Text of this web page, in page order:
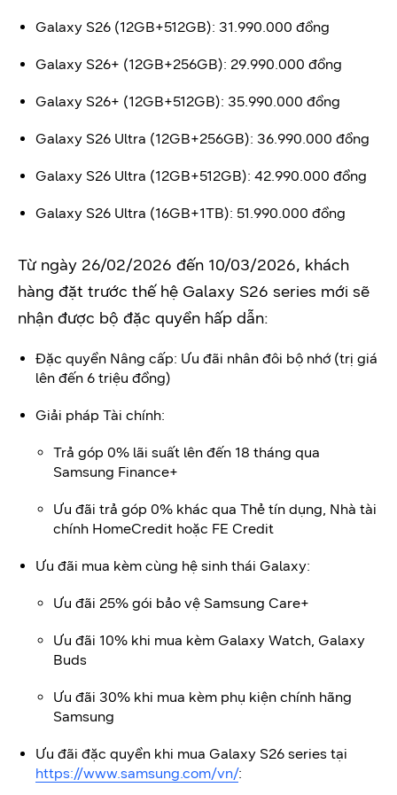
Galaxy S26 (12GB+512GB): 31.990.000 đồng
Galaxy S26+ (12GB+256GB): 29.990.000 đồng
Galaxy S26+ (12GB+512GB): 35.990.000 đồng
Galaxy S26 Ultra (12GB+256GB): 36.990.000 đồng
Galaxy S26 Ultra (12GB+512GB): 42.990.000 đồng
Galaxy S26 Ultra (16GB+1TB): 51.990.000 đồng
Từ ngày 26/02/2026 đến 10/03/2026, khách
hàng đặt trước thế hệ Galaxy S26 series mới sẽ
nhận được bộ đặc quyền hấp dẫn:
Đặc quyền Nâng cấp: Ưu đãi nhân đôi bộ nhớ (trị giá
lên đến 6 triệu đồng)
Giải pháp Tài chính:
Trả góp 0% lãi suất lên đến 18 tháng qua
Samsung Finance+
Ưu đãi trả góp 0% khác qua Thẻ tín dụng, Nhà tài
chính HomeCredit hoặc FE Credit
Ưu đãi mua kèm cùng hệ sinh thái Galaxy:
Ưu đãi 25% gói bảo vệ Samsung Care+
Ưu đãi 10% khi mua kèm Galaxy Watch, Galaxy
Buds
Ưu đãi 30% khi mua kèm phụ kiện chính hãng
Samsung
Ưu đãi đặc quyền khi mua Galaxy S26 series tại
https://www.samsung.com/vn/: